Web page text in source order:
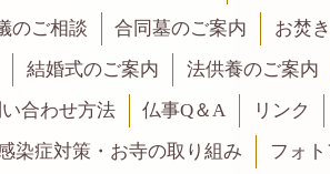
のご相談 合同墓のご案内
お焚
結婚式のご案内 法供養のご案内
合わせ方法 仏事Q＆A リンク
染症対策・お寺の取り組み フォ